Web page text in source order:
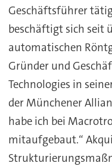
Geschäftsführer
beschäftigt sich seit
automatischen
Gründer und
Technologies in
der Münchener
habe ich bei
mitaufgebaut.“